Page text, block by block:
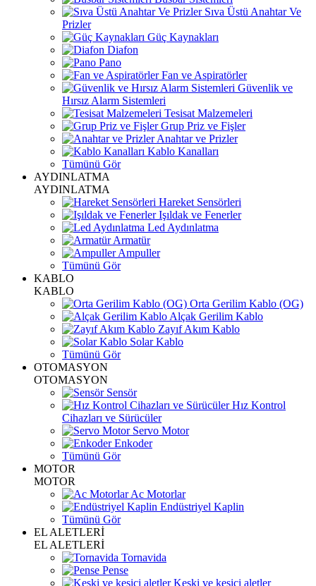
Sıva Üstü Anahtar Ve
Prizler
Güç Kaynakları
Diafon
Pano
Fan ve Aspiratörler
Güvenlik ve
Hırsız Alarm Sistemleri
Tesisat Malzemeleri
Grup Priz ve Fişler
Anahtar ve Prizler
Kablo Kanalları
Tümünü Gör
AYDINLATMA
AYDINLATMA
Hareket Sensörleri
Işıldak ve Fenerler
Led Aydınlatma
Armatür
Ampuller
Tümünü Gör
KABLO
KABLO
Orta Gerilim Kablo (OG)
Alçak Gerilim Kablo
Zayıf Akım Kablo
Solar Kablo
Tümünü Gör
OTOMASYON
OTOMASYON
Sensör
Hız Kontrol
Cihazları ve Sürücüler
Servo Motor
Enkoder
Tümünü Gör
MOTOR
MOTOR
Ac Motorlar
Endüstriyel Kaplin
Tümünü Gör
EL ALETLERİ
EL ALETLERİ
Tornavida
Pense
Keski ve kesici aletler